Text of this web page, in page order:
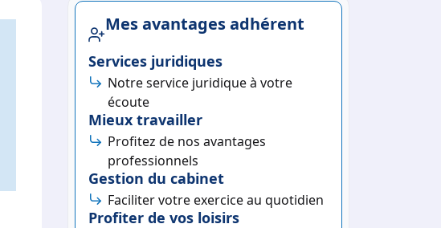
Mes avantages adhérent
Services juridiques
Notre service juridique à votre
écoute
Mieux travailler
Profitez de nos avantages
professionnels
Gestion du cabinet
Faciliter votre exercice au quotidien
Profiter de vos loisirs